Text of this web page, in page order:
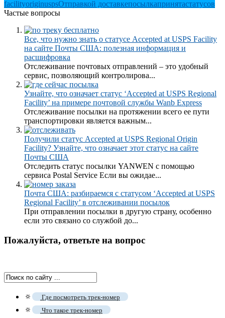
facilityoriginuspsОтправкой доставкепосылкапринятастатусов
Частые вопросы
Все, что нужно знать о статусе Accepted at USPS Facility
на сайте Почты США: полезная информация и
расшифровка
Отслеживание почтовых отправлений – это удобный
сервис, позволяющий контролирова...
Узнайте, что означает статус ‘Accepted at USPS Regional
Facility’ на примере почтовой службы Wanb Express
Отслеживание посылки на протяжении всего ее пути
транспортировки является важным...
Получили статус Accepted at USPS Regional Origin
Facility? Узнайте, что означает этот статус на сайте
Почты США
Отследить статус посылки YANWEN с помощью
сервиса Postal Service Если вы ожидае...
Почта США: разбираемся с статусом ‘Accepted at USPS
Regional Facility’ в отслеживании посылок
При отправлении посылки в другую страну, особенно
если это связано со службой до...
Пожалуйста, ответьте на вопрос
🔅 Где посмотреть трек-номер
🔅 Что такое трек-номер